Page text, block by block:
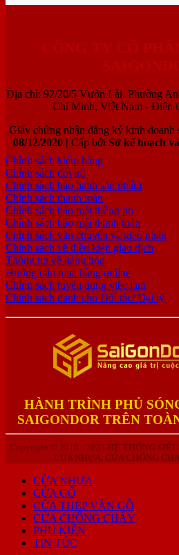
Địa chỉ: 92/20/5 Vườn Lài, Phường
Chí Minh, Việt Nam - Điện
Giấy chứng nhận đăng ký kinh doanh
08/12/2020 | Cấp bởi Sở kế hoạch
Chính sách kiểm hàng
Chính sách đổi trả
Chính sách bảo hành sản phẩm
Chính sách thanh toán
Chính sách bảo mật thông tin
Chính sách bảo mật thanh toán
Chính sách vận chuyển và giao nhận
Chính sách về điều kiện giao dịch
Thông tin về hàng hóa
Hướng dẫn mua hàng online
Chính sách tuyển dụng việc làm
Chính sách dành cho Đối tác/ Đại lý
HÀNH TRÌNH PHỦ
SAIGONDOR TRÊN
Copyright © 2010 - 2023 HỆ THỐNG
CỬA NHỰA, CỬA CHỐNG
CỬA NHỰA
CỬA GỖ
CỬA THÉP VÂN GỖ
CỬA CHỐNG CHÁY
PHỤ KIỆN
TIN TỨC